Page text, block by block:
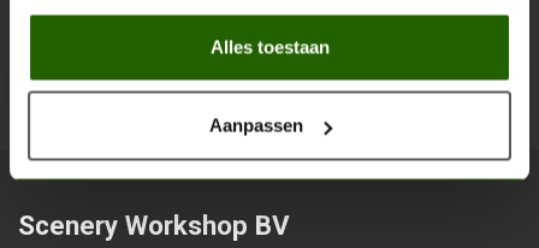
Alles toestaan
Aanpassen
Scenery Workshop BV